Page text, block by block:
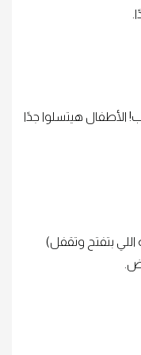
الأطفال هيتسلوا جدًا
اللي بتفتح وتقفل)